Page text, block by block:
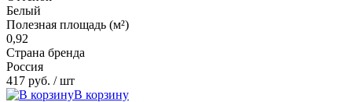
Белый
Полезная площадь (м²)
0,92
Страна бренда
Россия
417 руб. / шт
В корзину